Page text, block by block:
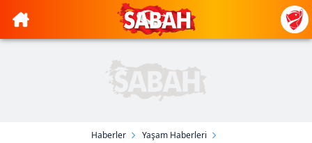
Haberler
Yaşam Haberleri